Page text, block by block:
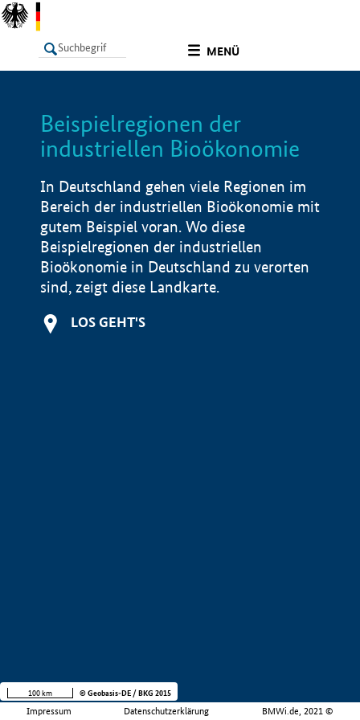
MENÜ
LISTE
Beispielregionen der
industriellen Bioökonomie
In Deutschland gehen viele Regionen im
Bereich der industriellen Bioökonomie mit
gutem Beispiel voran. Wo diese
Beispielregionen der industriellen
Bioökonomie in Deutschland zu verorten
sind, zeigt diese Landkarte.
LOS GEHT'S
Impressum Datenschutzerklärung BMWi.de, 2021 ©
100 km © Geobasis-DE / BKG 2015